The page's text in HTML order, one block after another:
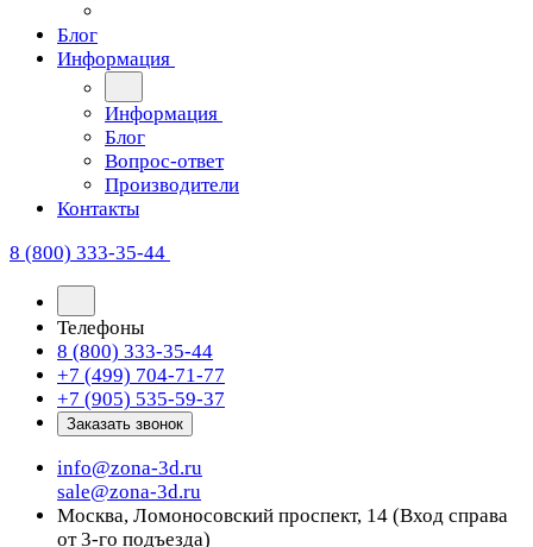
Блог
Информация
Информация
Блог
Вопрос-ответ
Производители
Контакты
8 (800) 333-35-44
Телефоны
8 (800) 333-35-44
+7 (499) 704-71-77
+7 (905) 535-59-37
Заказать звонок
info@zona-3d.ru
sale@zona-3d.ru
Москва, Ломоносовский проспект, 14 (Вход справа
от 3-го подъезда)